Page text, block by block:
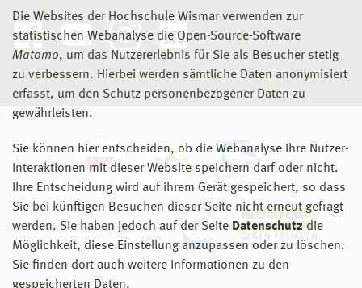
Die Websites der Hochschule Wismar verwenden zur
statistischen Webanalyse die Open-Source-Software
Matomo, um das Nutzererlebnis für Sie als Besucher stetig
zu verbessern. Hierbei werden sämtliche Daten anonymisiert
erfasst, um den Schutz personenbezogener Daten zu
gewährleisten.
Sie können hier entscheiden, ob die Webanalyse Ihre Nutzer-
Interaktionen mit dieser Website speichern darf oder nicht.
Ihre Entscheidung wird auf ihrem Gerät gespeichert, so dass
Sie bei künftigen Besuchen dieser Seite nicht erneut gefragt
werden. Sie haben jedoch auf der Seite Datenschutz die
Möglichkeit, diese Einstellung anzupassen oder zu löschen.
Sie finden dort auch weitere Informationen zu den
gespeicherten Daten.